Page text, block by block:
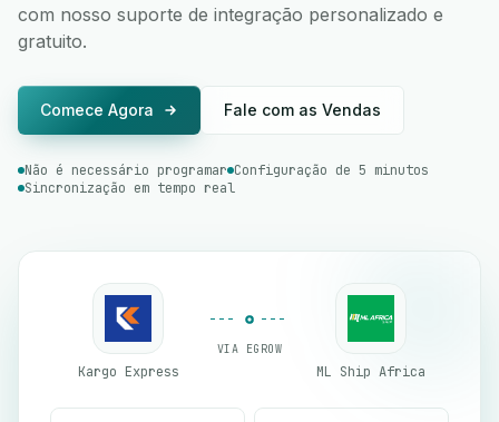
com nosso suporte de integração personalizado e
gratuito.
Comece Agora Fale com as Vendas
Não é necessário programar Configuração de 5 minutos
Sincronização em tempo real
Kargo Express
VIA EGROW
ML Ship Africa